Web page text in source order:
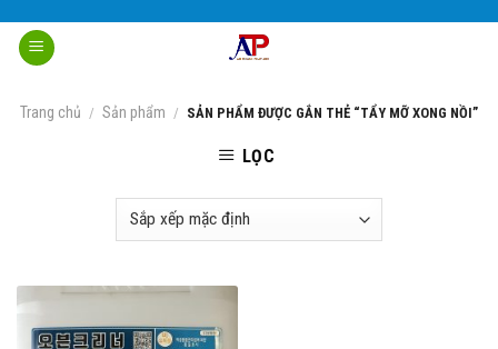
content
Trang chủ / Sản phẩm / SẢN PHẨM ĐƯỢC GẮN THẺ “TẨY MỠ XONG NỒI”
LỌC